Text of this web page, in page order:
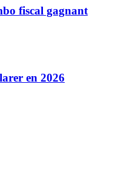
fiscal gagnant
en 2026